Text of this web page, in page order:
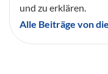
und zu erklären.
Alle Beiträge von